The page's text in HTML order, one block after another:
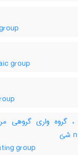
group
، گروه واری گروهی
group